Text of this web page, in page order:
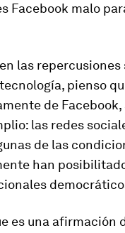
Facebook malo
las repercusiones
pienso
de Facebook,
las redes
de las
han
es una afirmación